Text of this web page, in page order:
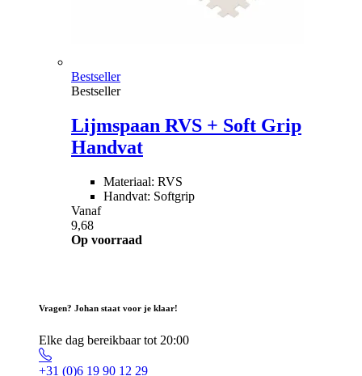
Bestseller
Bestseller
Lijmspaan RVS + Soft Grip
Handvat
Materiaal: RVS
Handvat: Softgrip
Vanaf
9,68
Op voorraad
Vragen? Johan staat voor je klaar!
Elke dag bereikbaar tot 20:00
+31 (0)6 19 90 12 29